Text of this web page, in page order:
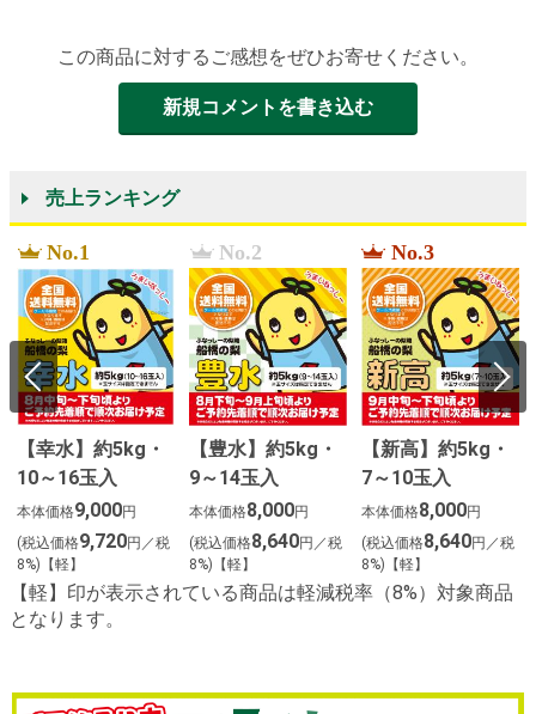
この商品に対するご感想をぜひお寄せください。
新規コメントを書き込む
売上ランキング
No.1
【幸水】約5kg・
10～16玉入
本体価格9,000円
(税込価格9,720円／税
8%)【軽】
No.2
【豊水】約5kg・
9～14玉入
本体価格8,000円
(税込価格8,640円／税
8%)【軽】
No.3
【新高】約5kg・
7～10玉入
本体価格8,000円
(税込価格8,640円／税
8%)【軽】
【軽】印が表示されている商品は軽減税率（8%）対象商品
となります。